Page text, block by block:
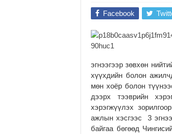
Facebook
эгнээгээр зөвхөн
хүүхдийн болон
мөн хоёр болон
дээрх тээврийн
хэрэгжүүлэх
ажлын хэсгээс 3
байгаа бөгөөд